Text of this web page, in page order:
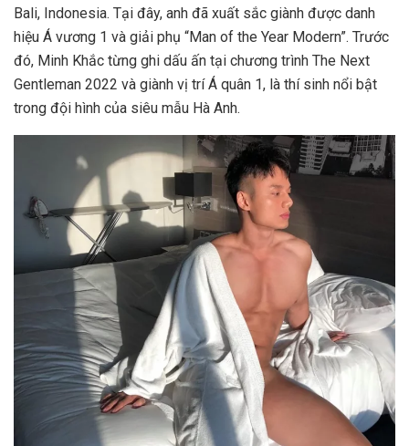
Bali, Indonesia. Tại đây, anh đã xuất sắc giành được danh
hiệu Á vương 1 và giải phụ “Man of the Year Modern”. Trước
đó, Minh Khắc từng ghi dấu ấn tại chương trình The Next
Gentleman 2022 và giành vị trí Á quân 1, là thí sinh nổi bật
trong đội hình của siêu mẫu Hà Anh.